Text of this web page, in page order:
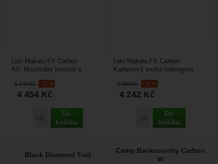
5 240Kč -15 %
4 454 Kč
Přidat 'Leki Makalu FX Carbon AS' k porovnání
Do
košíku
Leki Makalu FX Carbon
AS: Maximální komfort s
FX Carbon AS je vlajkovou...
4 990Kč -15 %
4 242 Kč
Přidat 'Leki Makalu FX
Do
košíku
Leki Makalu FX Carbon:
Karbonový vrchol trekingové
nejlehčí a nejmodernější...
Black Diamond Trail
Camp Backcountry Carbon
W